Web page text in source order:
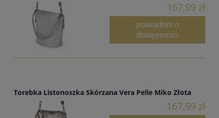
167,99 zł
powiadom o
dostępności
Torebka Listonoszka Skórzana Vera Pelle Miko Złota
167,99 zł